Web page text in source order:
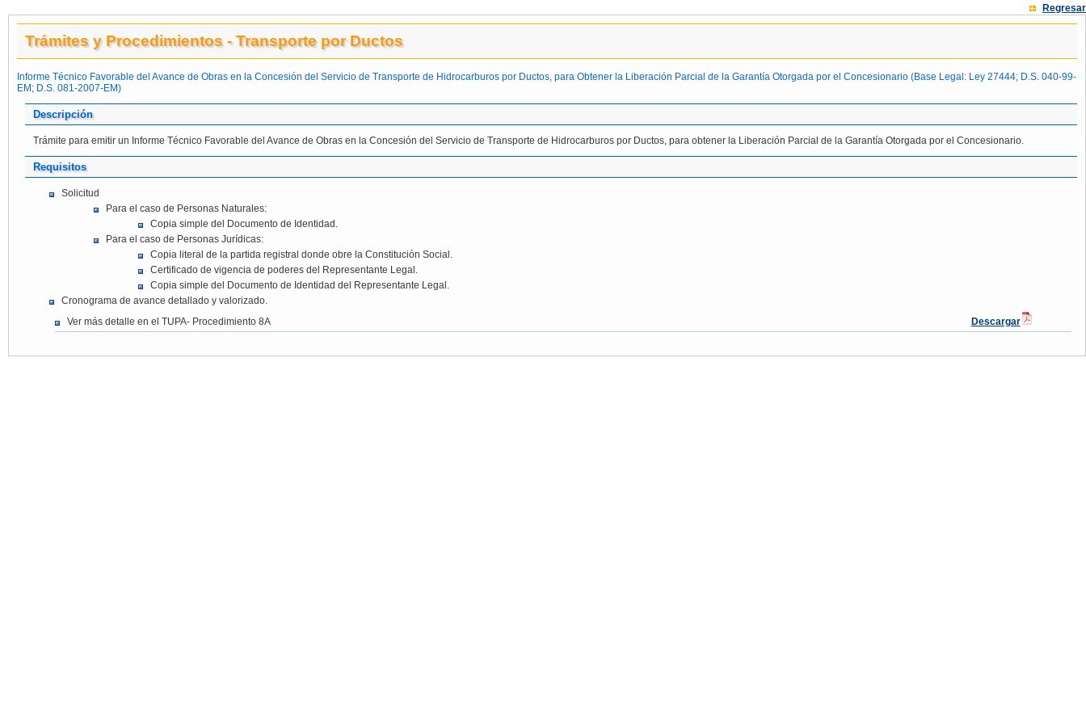
Regresar
Trámites y Procedimientos - Transporte por Ductos
Informe Técnico Favorable del Avance de Obras en la Concesión del Servicio de Transporte de Hidrocarburos por Ductos, para Obtener la Liberación Parcial de la Garantía Otorgada por el Concesionario (Base Legal: Ley 27444; D.S. 040-99-
EM; D.S. 081-2007-EM)
Descripción
Trámite para emitir un Informe Técnico Favorable del Avance de Obras en la Concesión del Servicio de Transporte de Hidrocarburos por Ductos, para obtener la Liberación Parcial de la Garantía Otorgada por el Concesionario.
Requisitos
Solicitud
Para el caso de Personas Naturales:
Copia simple del Documento de Identidad.
Para el caso de Personas Jurídicas:
Copia literal de la partida registral donde obre la Constitución Social.
Certificado de vigencia de poderes del Representante Legal.
Copia simple del Documento de Identidad del Representante Legal.
Cronograma de avance detallado y valorizado.
Ver más detalle en el TUPA- Procedimiento 8A
Descargar